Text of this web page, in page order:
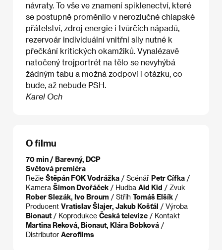
návraty. To vše ve znamení spiklenectví, které
se postupně proměnilo v nerozlučné chlapské
přátelství, zdroj energie i tvůrčích nápadů,
rezervoár individuální vnitřní síly nutné k
přečkání kritických okamžiků. Vynalézavě
natočený trojportrét na tělo se nevyhýbá
žádným tabu a možná zodpoví i otázku, co
bude, až nebude PSH.
Karel Och
O filmu
70 min / Barevný, DCP
Světová premiéra
Režie Štěpán FOK Vodrážka / Scénář Petr Cífka /
Kamera Šimon Dvořáček / Hudba Aid Kid / Zvuk
Rober Slezák, Ivo Broum / Střih Tomáš Elšík /
Producent Vratislav Šlajer, Jakub Košťál / Výroba
Bionaut / Koprodukce Česká televize / Kontakt
Martina Reková, Bionaut, Klára Bobková /
Distributor Aerofilms